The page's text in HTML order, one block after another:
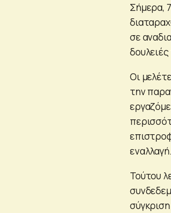
Σήμερα,
σε
Οι
την
εναλλαγή.
Τούτου